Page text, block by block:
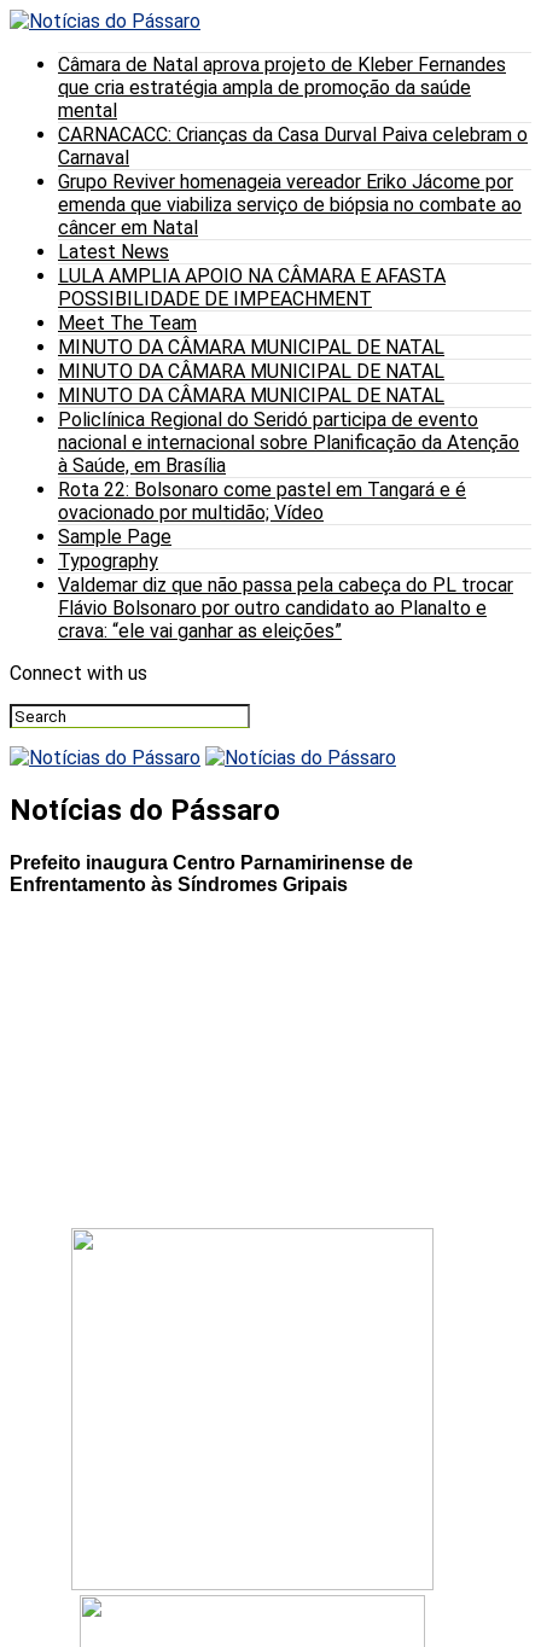
Câmara de Natal aprova projeto de Kleber Fernandes
que cria estratégia ampla de promoção da saúde
mental
CARNACACC: Crianças da Casa Durval Paiva celebram o
Carnaval
Grupo Reviver homenageia vereador Eriko Jácome por
emenda que viabiliza serviço de biópsia no combate ao
câncer em Natal
Latest News
LULA AMPLIA APOIO NA CÂMARA E AFASTA
POSSIBILIDADE DE IMPEACHMENT
Meet The Team
MINUTO DA CÂMARA MUNICIPAL DE NATAL
MINUTO DA CÂMARA MUNICIPAL DE NATAL
MINUTO DA CÂMARA MUNICIPAL DE NATAL
Policlínica Regional do Seridó participa de evento
nacional e internacional sobre Planificação da Atenção
à Saúde, em Brasília
Rota 22: Bolsonaro come pastel em Tangará e é
ovacionado por multidão; Vídeo
Sample Page
Typography
Valdemar diz que não passa pela cabeça do PL trocar
Flávio Bolsonaro por outro candidato ao Planalto e
crava: “ele vai ganhar as eleições”
Connect with us
Notícias do Pássaro
Prefeito inaugura Centro Parnamirinense de
Enfrentamento às Síndromes Gripais